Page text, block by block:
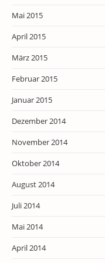
Mai 2015
April 2015
März 2015
Februar 2015
Januar 2015
Dezember 2014
November 2014
Oktober 2014
August 2014
Juli 2014
Mai 2014
April 2014